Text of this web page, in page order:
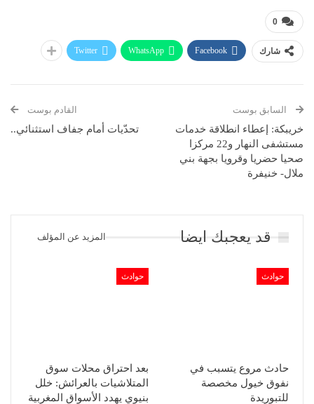
0
شارك Facebook
WhatsApp
Twitter
السابق بوست
خريبكة: إعطاء انطلاقة خدمات
مستشفى النهار و22 مركزا
صحيا حضريا وقرويا بجهة بني
ملال- خنيفرة
القادم بوست
تحدّيات أمام جفاف استثنائي..
قد يعجبك ايضا المزيد عن المؤلف
حوادث
حادث مروع يتسبب في
نفوق خيول مخصصة
للتبوريدة
حوادث
بعد احتراق محلات سوق
المتلاشيات بالعرائش: خلل
بنيوي يهدد الأسواق المغربية